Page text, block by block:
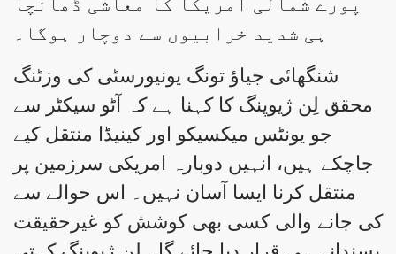
ہی شدید خرابیوں سے دوچار ہوگا۔
شنگھائی جیاؤ تونگ یونیورسٹی کی وزٹنگ
محقق لِن ژیوپنگ کا کہنا ہے کہ آٹو سیکٹر سے
جو یونٹس میکسیکو اور کینیڈا منتقل کیے
جاچکے ہیں، انہیں دوبارہ امریکی سرزمین پر
منتقل کرنا ایسا آسان نہیں۔ اس حوالے سے
کی جانے والی کسی بھی کوشش کو غیرحقیقت